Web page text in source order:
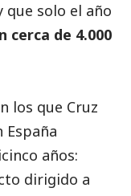
solo el año
cerca de 4.000
los que Cruz
España
años:
dirigido a